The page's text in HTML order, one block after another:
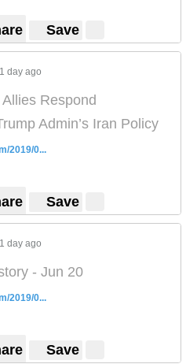
Save
1 day ago
Respond
Admin’s Iran Policy
2019/0...
Save
1 day ago
- Jun 20
2019/0...
Save